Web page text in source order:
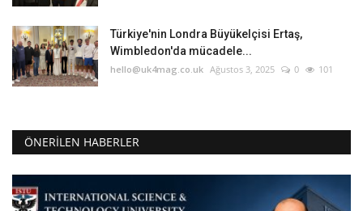
Türkiye'nin Londra Büyükelçisi Ertaş,
Wimbledon'da mücadele...
hello@uk4mag.co.uk Ağustos 3, 2025 0 101
ÖNERILEN HABERLER